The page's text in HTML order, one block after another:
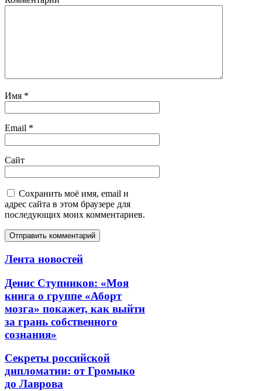
Имя *
Email *
Сайт
Сохранить моё имя, email и
адрес сайта в этом браузере для
последующих моих комментариев.
Лента новостей
Денис Ступников: «Моя
книга о группе «Аборт
мозга» покажет, как выйти
за грань собственного
сознания»
Секреты российской
дипломатии: от Громыко
до Лаврова